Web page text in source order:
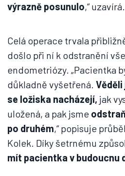
výrazně posunulo,“ uzavírá.
Celá operace trvala
došlo při ní k odstranění
endometriózy. „Pacientka
důkladně vyšetřená. Věděli
se ložiska nacházejí, jak
uložená, a pak jsme
po druhém,“ popisuje
Kolek. Díky šetrnému
mít pacientka v budoucnu